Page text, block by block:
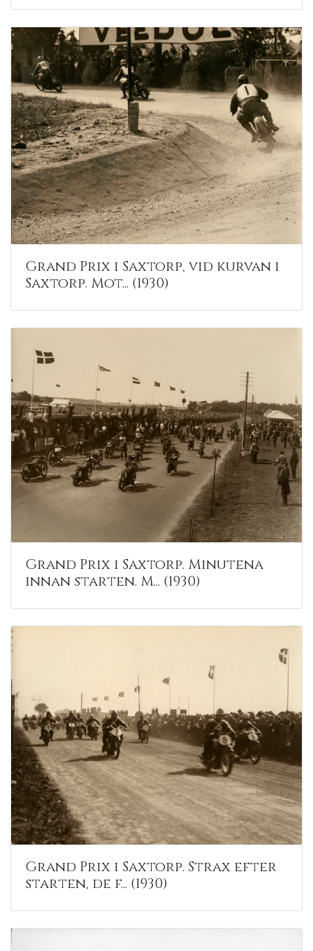
Grand Prix i Saxtorp, vid kurvan i
Saxtorp. Mot... (1930)
Grand Prix i Saxtorp. Minutena
innan starten. M... (1930)
Grand Prix i Saxtorp. Strax efter
starten, de f... (1930)